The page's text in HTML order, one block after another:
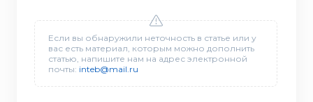
Если вы обнаружили неточность в статье или у
вас есть материал, которым можно дополнить
статью, напишите нам на адрес электронной
почты: inteb@mail.ru